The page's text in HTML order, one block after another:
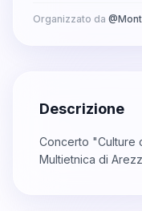
Organizzato da @
Descrizione
Concerto "Culture
Multietnica di